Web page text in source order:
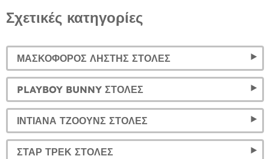
Σχετικές κατηγορίες
ΜΑΣΚΟΦΌΡΟΣ ΛΗΣΤΉΣ ΣΤΟΛΈΣ
PLAYBOY BUNNY ΣΤΟΛΈΣ
ΙΝΤΙΆΝΑ ΤΖΌΟΥΝΣ ΣΤΟΛΈΣ
ΣΤΑΡ ΤΡΕΚ ΣΤΟΛΈΣ